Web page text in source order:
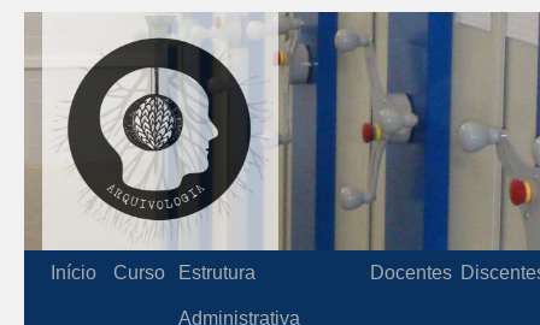
Início Curso Estrutura
Administrativa
Docentes